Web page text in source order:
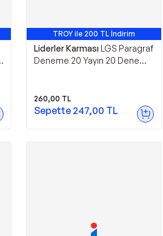
TROY ile 200 TL İndirim
Liderler Karması LGS Paragraf
Deneme 20 Yayın 20 Deneme
260,00 TL
Sepette 247,00 TL